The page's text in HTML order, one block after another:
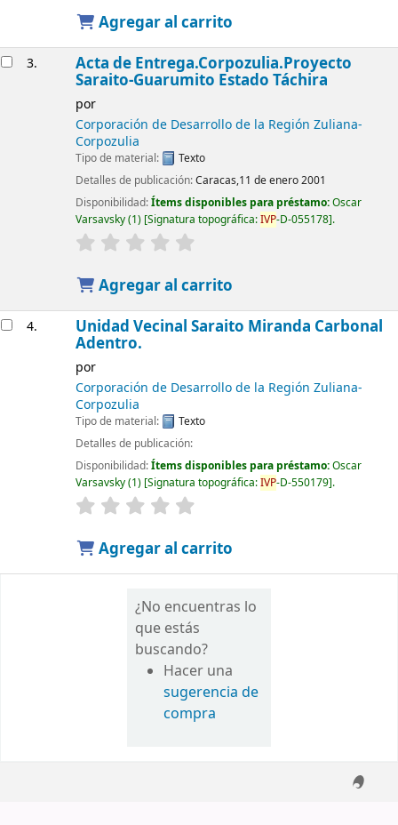
Agregar al carrito
3. Acta de Entrega.Corpozulia.Proyecto
Saraito-Guarumito Estado Táchira
por
Corporación de Desarrollo de la Región Zuliana-
Corpozulia
Tipo de material:
Texto
Detalles de publicación:Caracas,11 de enero 2001
Disponibilidad:Ítems disponibles para préstamo:Oscar
Varsavsky(1) Signatura topográfica:IVP-D-055178 .
Agregar al carrito
4. Unidad Vecinal Saraito Miranda Carbonal
Adentro.
por
Corporación de Desarrollo de la Región Zuliana-
Corpozulia
Tipo de material:
Texto
Detalles de publicación:
Disponibilidad:Ítems disponibles para préstamo:Oscar
Varsavsky(1) Signatura topográfica:IVP-D-550179 .
Agregar al carrito
¿No encuentras lo
que estás
buscando?
Hacer una
sugerencia de
compra